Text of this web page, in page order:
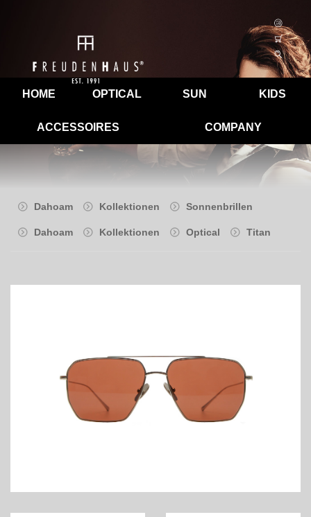
HOME OPTICAL SUN KIDS
ACCESSOIRES COMPANY
Dahoam Kollektionen Sonnenbrillen
Dahoam Kollektionen Optical Titan